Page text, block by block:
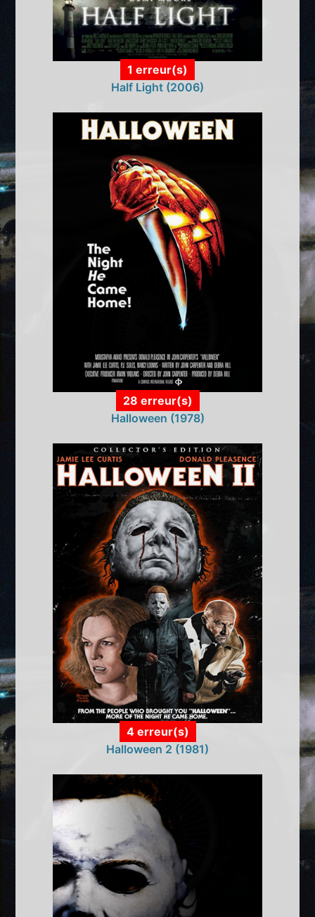
1 erreur(s)
Half Light (2006)
28 erreur(s)
Halloween (1978)
4 erreur(s)
Halloween 2 (1981)